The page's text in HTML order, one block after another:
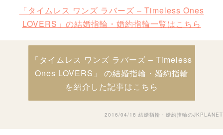
「タイムレス ワンズ ラバーズ – Timeless Ones
LOVERS」の結婚指輪・婚約指輪一覧はこちら
「タイムレス ワンズ ラバーズ – Timeless
Ones LOVERS」 の結婚指輪・婚約指輪
を紹介した記事はこちら
2016/04/18 結婚指輪・婚約指輪のJKPLANET